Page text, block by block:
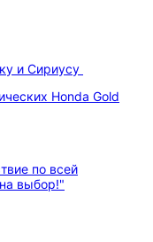
и Сириусу
Honda Gold